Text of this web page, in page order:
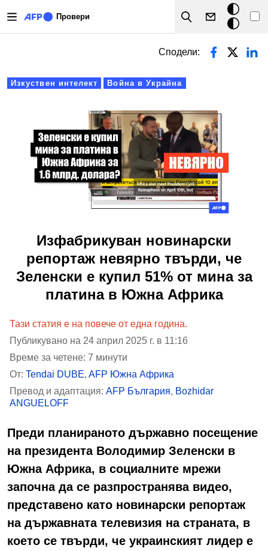
Провери
Search
Тъмен
режим
Primary tabs
Изкуствен интелект Война в Украйна
Сподели:
Изфабрикуван новинарски
репортаж невярно твърди, че
Зеленски е купил 51% от мина за
платина в Южна Африка
Тази статия е на повече от една година.
Публикувано на 24 април 2025 г. в 11:16
Време за четене: 7 минути
От: Tendai DUBE, AFP Южна Африка
Превод и адаптация: AFP България, Bozhidar
ANGUELOFF
Преди планираното държавно посещение
на президента Володимир Зеленски в
Южна Африка, в социалните мрежи
започна да се разпространява видео,
представено като новинарски репортаж
на държавната телевизия на страната, в
което се твърди, че украинският лидер е